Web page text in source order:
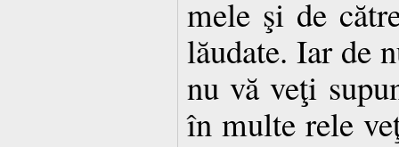
mele şi de
lăudate. Iar de
nu vă veţi
în multe rele